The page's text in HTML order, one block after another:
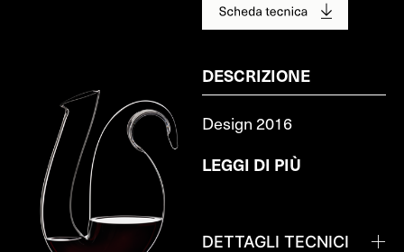
DESCRIZIONE
Design 2016
LEGGI DI PIÙ
DETTAGLI TECNICI